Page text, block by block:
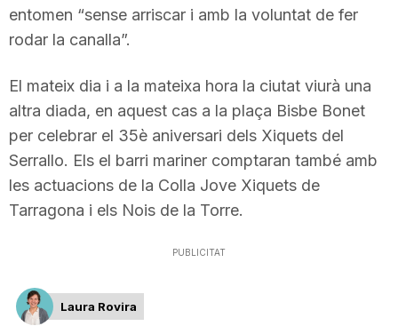
entomen “sense arriscar i amb la voluntat de fer
rodar la canalla”.
El mateix dia i a la mateixa hora la ciutat viurà una
altra diada, en aquest cas a la plaça Bisbe Bonet
per celebrar el 35è aniversari dels Xiquets del
Serrallo. Els el barri mariner comptaran també amb
les actuacions de la Colla Jove Xiquets de
Tarragona i els Nois de la Torre.
PUBLICITAT
Laura Rovira